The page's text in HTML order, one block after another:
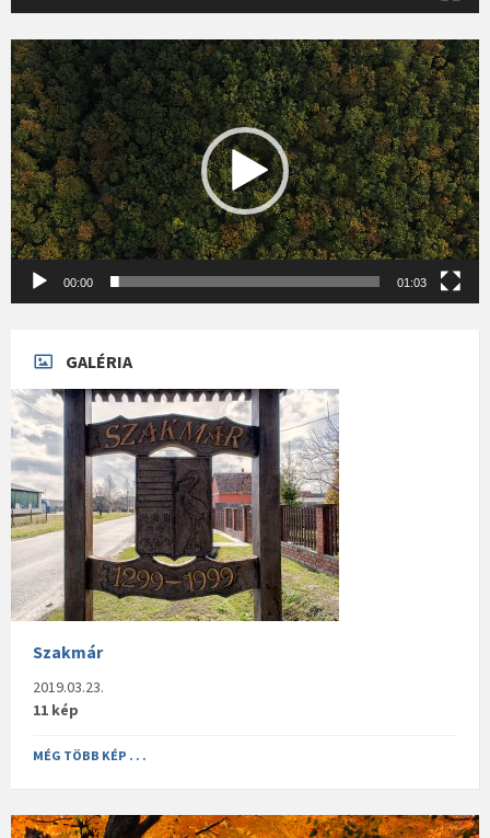
Videólejátszó
00:00 01:03
GALÉRIA
Szakmár
2019.03.23.
11 kép
MÉG TÖBB KÉP . . .